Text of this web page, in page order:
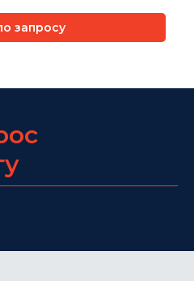
запросу